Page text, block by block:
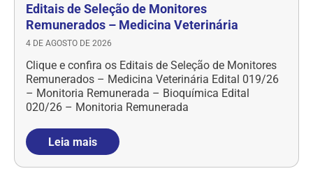
Editais de Seleção de Monitores
Remunerados – Medicina Veterinária
4 DE AGOSTO DE 2026
Clique e confira os Editais de Seleção de Monitores
Remunerados – Medicina Veterinária Edital 019/26
– Monitoria Remunerada – Bioquímica Edital
020/26 – Monitoria Remunerada
Leia mais